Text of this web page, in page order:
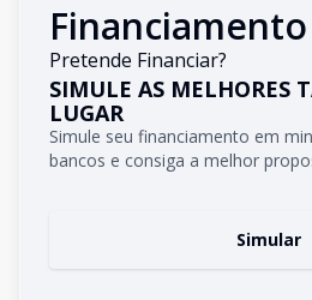
Financiamento
Pretende Financiar?
SIMULE AS MELHORES
LUGAR
Simule seu financiamento em
bancos e consiga a melhor
Simular